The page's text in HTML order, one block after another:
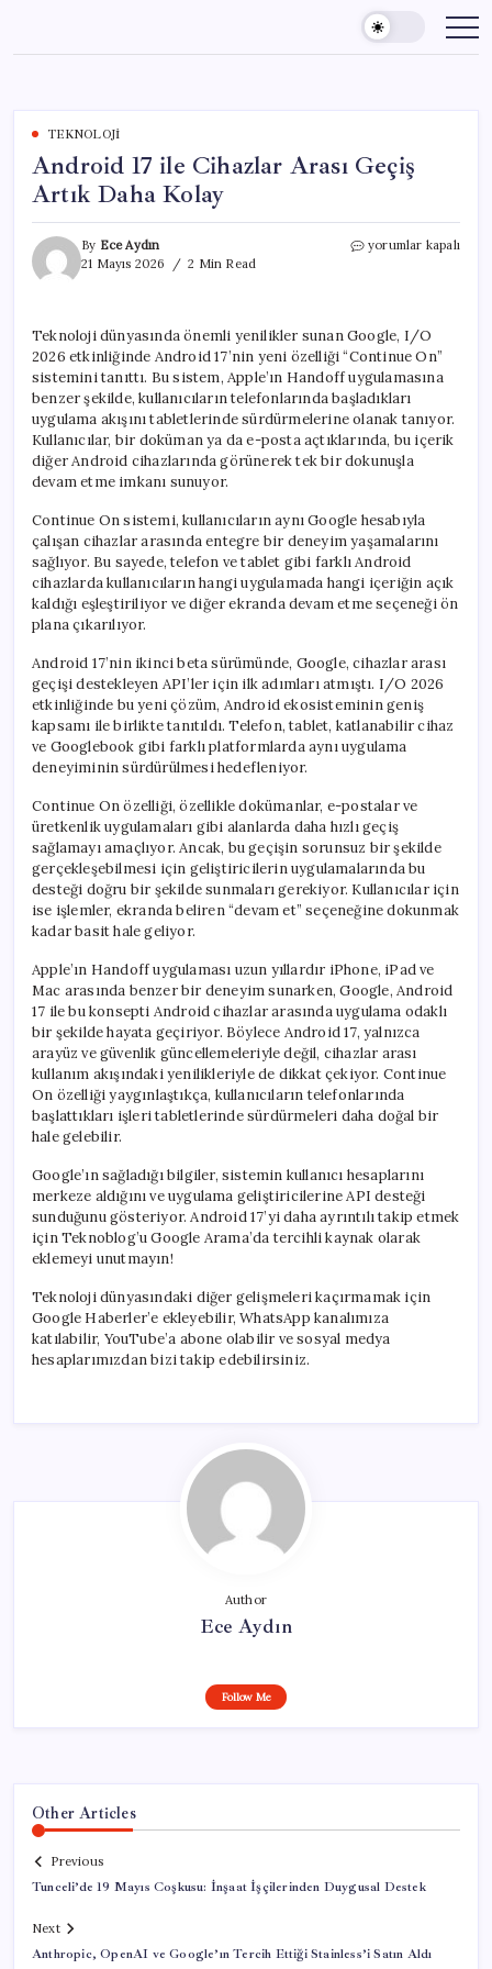
content
TEKNOLOJI
Android 17 ile Cihazlar Arası Geçiş
Artık Daha Kolay
By Ece Aydın
21 Mayıs 2026
2 Min Read
Android
Geçiş
Artık
Daha
Kolay
yorumlar kapalı
Teknoloji dünyasında önemli yenilikler sunan Google, I/O
2026 etkinliğinde Android 17’nin yeni özelliği “Continue On”
sistemini tanıttı. Bu sistem, Apple’ın Handoff uygulamasına
benzer şekilde, kullanıcıların telefonlarında başladıkları
uygulama akışını tabletlerinde sürdürmelerine olanak tanıyor.
Kullanıcılar, bir doküman ya da e-posta açtıklarında, bu içerik
diğer Android cihazlarında görünerek tek bir dokunuşla
devam etme imkanı sunuyor.
Continue On sistemi, kullanıcıların aynı Google hesabıyla
çalışan cihazlar arasında entegre bir deneyim yaşamalarını
sağlıyor. Bu sayede, telefon ve tablet gibi farklı Android
cihazlarda kullanıcıların hangi uygulamada hangi içeriğin açık
kaldığı eşleştiriliyor ve diğer ekranda devam etme seçeneği ön
plana çıkarılıyor.
Android 17’nin ikinci beta sürümünde, Google, cihazlar arası
geçişi destekleyen API’ler için ilk adımları atmıştı. I/O 2026
etkinliğinde bu yeni çözüm, Android ekosisteminin geniş
kapsamı ile birlikte tanıtıldı. Telefon, tablet, katlanabilir cihaz
ve Googlebook gibi farklı platformlarda aynı uygulama
deneyiminin sürdürülmesi hedefleniyor.
Continue On özelliği, özellikle dokümanlar, e-postalar ve
üretkenlik uygulamaları gibi alanlarda daha hızlı geçiş
sağlamayı amaçlıyor. Ancak, bu geçişin sorunsuz bir şekilde
gerçekleşebilmesi için geliştiricilerin uygulamalarında bu
desteği doğru bir şekilde sunmaları gerekiyor. Kullanıcılar için
ise işlemler, ekranda beliren “devam et” seçeneğine dokunmak
kadar basit hale geliyor.
Apple’ın Handoff uygulaması uzun yıllardır iPhone, iPad ve
Mac arasında benzer bir deneyim sunarken, Google, Android
17 ile bu konsepti Android cihazlar arasında uygulama odaklı
bir şekilde hayata geçiriyor. Böylece Android 17, yalnızca
arayüz ve güvenlik güncellemeleriyle değil, cihazlar arası
kullanım akışındaki yenilikleriyle de dikkat çekiyor. Continue
On özelliği yaygınlaştıkça, kullanıcıların telefonlarında
başlattıkları işleri tabletlerinde sürdürmeleri daha doğal bir
hale gelebilir.
Google’ın sağladığı bilgiler, sistemin kullanıcı hesaplarını
merkeze aldığını ve uygulama geliştiricilerine API desteği
sunduğunu gösteriyor. Android 17’yi daha ayrıntılı takip etmek
için Teknoblog’u Google Arama’da tercihli kaynak olarak
eklemeyi unutmayın!
Teknoloji dünyasındaki diğer gelişmeleri kaçırmamak için
Google Haberler’e ekleyebilir, WhatsApp kanalımıza
katılabilir, YouTube’a abone olabilir ve sosyal medya
hesaplarımızdan bizi takip edebilirsiniz.
Author
Ece Aydın
Follow Me
Other Articles
Previous
Tunceli’de 19 Mayıs Coşkusu: İnşaat İşçilerinden Duygusal Destek
Next
Anthropic, OpenAI ve Google’ın Tercih Ettiği Stainless’i Satın Aldı